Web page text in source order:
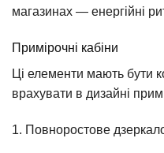
магазинах — енергійні
Примірочні кабіни
Ці елементи мають бути
врахувати в дизайні
1. Повноростове